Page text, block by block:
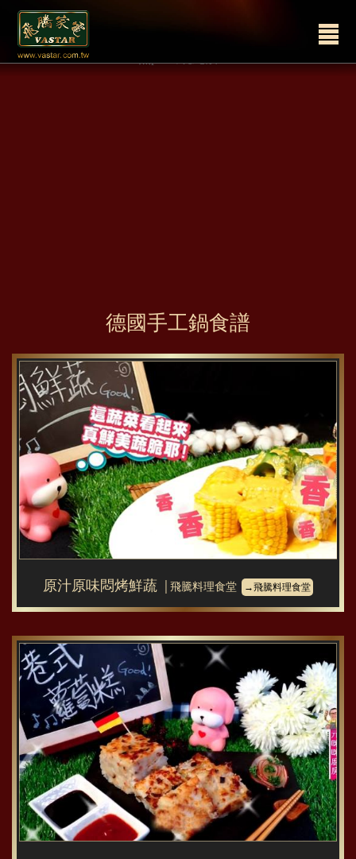
德國手工鍋食譜
原汁原味悶烤鮮蔬 │飛騰料理食堂 →飛騰料理食堂